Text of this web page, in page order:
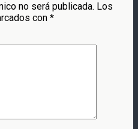
no será publicada. Los
con *